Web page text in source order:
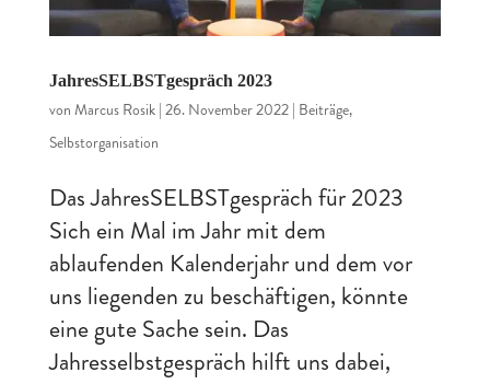
JahresSELBSTgespräch 2023
von Marcus Rosik| 26. November 2022| Beiträge,
Selbstorganisation
Das JahresSELBSTgespräch für 2023
Sich ein Mal im Jahr mit dem
ablaufenden Kalenderjahr und dem vor
uns liegenden zu beschäftigen, könnte
eine gute Sache sein. Das
Jahresselbstgespräch hilft uns dabei,